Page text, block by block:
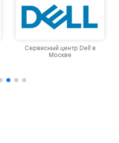
Сервисный центр Dell в
Москве